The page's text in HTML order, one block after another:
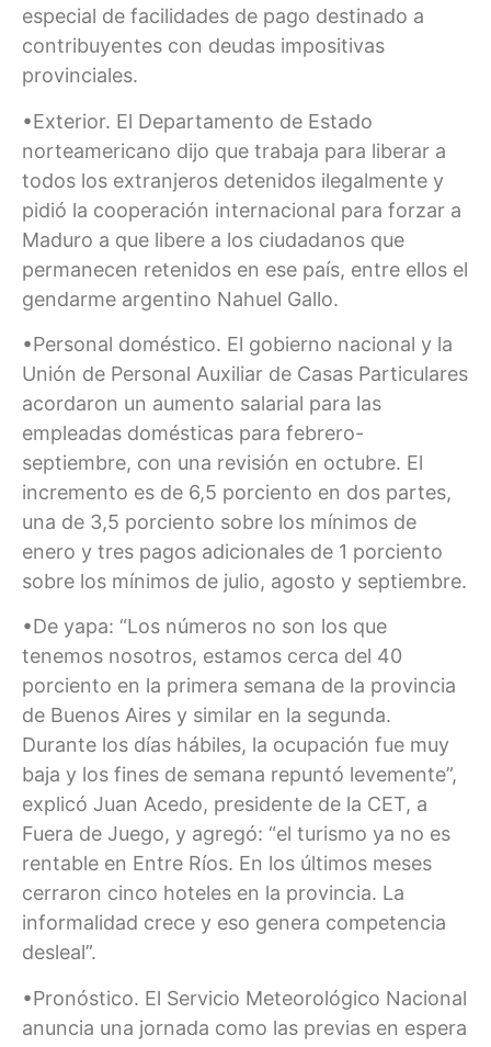
especial de facilidades de pago destinado a
contribuyentes con deudas impositivas
provinciales.
•Exterior. El Departamento de Estado
norteamericano dijo que trabaja para liberar a
todos los extranjeros detenidos ilegalmente y
pidió la cooperación internacional para forzar a
Maduro a que libere a los ciudadanos que
permanecen retenidos en ese país, entre ellos el
gendarme argentino Nahuel Gallo.
•Personal doméstico. El gobierno nacional y la
Unión de Personal Auxiliar de Casas Particulares
acordaron un aumento salarial para las
empleadas domésticas para febrero-
septiembre, con una revisión en octubre. El
incremento es de 6,5 porciento en dos partes,
una de 3,5 porciento sobre los mínimos de
enero y tres pagos adicionales de 1 porciento
sobre los mínimos de julio, agosto y septiembre.
•De yapa: “Los números no son los que
tenemos nosotros, estamos cerca del 40
porciento en la primera semana de la provincia
de Buenos Aires y similar en la segunda.
Durante los días hábiles, la ocupación fue muy
baja y los fines de semana repuntó levemente”,
explicó Juan Acedo, presidente de la CET, a
Fuera de Juego, y agregó: “el turismo ya no es
rentable en Entre Ríos. En los últimos meses
cerraron cinco hoteles en la provincia. La
informalidad crece y eso genera competencia
desleal”.
•Pronóstico. El Servicio Meteorológico Nacional
anuncia una jornada como las previas en espera